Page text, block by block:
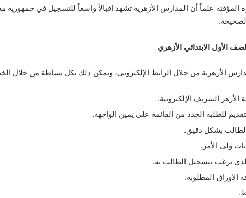
المؤقتة علماً أن المدارس الأزهرية تشهد إقبالاً واسعاً للتسجيل في جمهورية
الأول الابتدائي الأزهري
الأزهرية من خلال الرابط الإلكتروني، ويمكن ذلك بكل بساطة من خلال
الأزهر الشريف الإلكترونية.
للطلبة الجدد من القائمة على يمين الواجهة.
بشكل دقيق.
ولي الأمر.
ترغب بتسجيل الطالب به.
الأوراق المطلوبة.